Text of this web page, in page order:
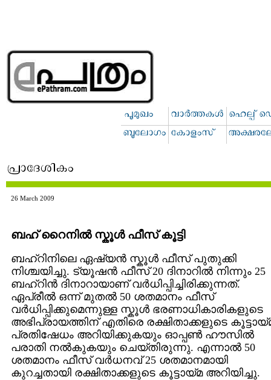
26 March 2009
ബഹ് റൈനില്‍ സ്കൂള്‍ ഫീസ് കൂട്ടി
ബഹ്റിനിലെ ഏഷ്യന്‍ സ്കൂള്‍ ഫീസ് പുതുക്കി
നിശ്ചയിച്ചു. ട്യൂഷന്‍ ഫീസ് 20 ദിനാറില്‍ നിന്നും 25
ബഹ്റിന്‍ ദിനാറായാണ് വര്‍ധിപ്പിച്ചിരിക്കുന്നത്.
ഏപ്രീല്‍ ഒന്ന് മുതല്‍ 50 ശതമാനം ഫീസ്
വര്‍ധിപ്പിക്കുമെന്നുള്ള സ്കൂള്‍ ഭരണാധികാരികളുടെ
അഭിപ്രായത്തിന് എതിരെ രക്ഷിതാക്കളുടെ
പ്രതിഷേധം അറിയിക്കുകയും ഓപ്പണ്‍ ഹൗസില്‍
പരാതി നല്‍കുകയും ചെയ്തിരുന്നു. എന്നാല്‍ 50
ശതമാനം ഫീസ് വര്‍ധനവ് 25 ശതമാനമായി
കുറച്ചതായി രക്ഷിതാക്കളുടെ കൂട്ടായ്മ അറിയിച്ചു.